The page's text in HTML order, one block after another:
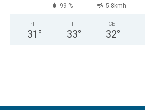
99 % 5.8kmh
ЧТ
31 °
ПТ
33°
СБ
32°